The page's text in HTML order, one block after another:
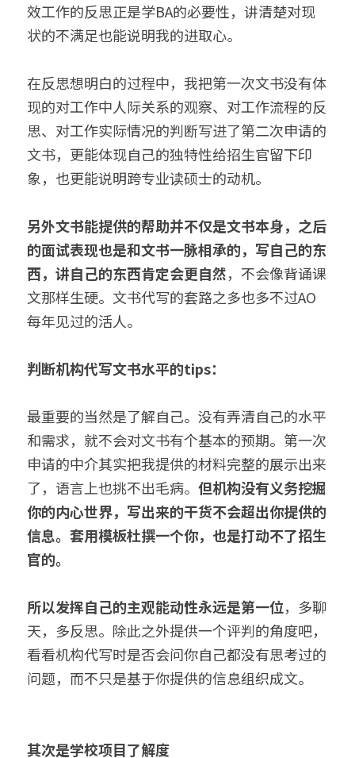
效工作的反思正是学BA的必要性，讲清楚对现
状的不满足也能说明我的进取心。
在反思想明白的过程中，我把第一次文书没有体
现的对工作中人际关系的观察、对工作流程的反
思、对工作实际情况的判断写进了第二次申请的
文书，更能体现自己的独特性给招生官留下印
象，也更能说明跨专业读硕士的动机。
另外文书能提供的帮助并不仅是文书本身，之后
的面试表现也是和文书一脉相承的，写自己的东
西，讲自己的东西肯定会更自然，不会像背诵课
文那样生硬。文书代写的套路之多也多不过AO
每年见过的活人。
判断机构代写文书水平的tips：
最重要的当然是了解自己。没有弄清自己的水平
和需求，就不会对文书有个基本的预期。第一次
申请的中介其实把我提供的材料完整的展示出来
了，语言上也挑不出毛病。 但机构没有义务挖掘
你的内心世界，写出来的干货不会超出你提供的
信息。套用模板杜撰一个你，也是打动不了招生
官的。
所以发挥自己的主观能动性永远是第一位，多聊
天，多反思。除此之外提供一个评判的角度吧，
看看机构代写时是否会问你自己都没有思考过的
问题，而不只是基于你提供的信息组织成文。
其次是学校项目了解度